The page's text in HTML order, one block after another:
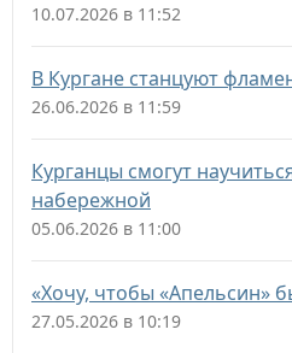
10.07.2026 в 11:52
В Кургане станцуют
26.06.2026 в 11:59
Курганцы смогут
набережной
05.06.2026 в 11:00
«Хочу, чтобы «Апельсин»
27.05.2026 в 10:19